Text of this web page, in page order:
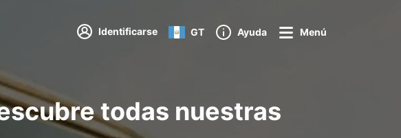
Identificarse GT Ayuda Menú
todas nuestras